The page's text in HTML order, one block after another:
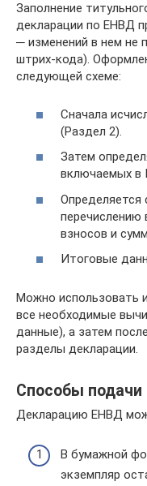
Заполнение
декларации по ЕНВД
─ изменений в нем не
штрих-кода).
следующей схеме:
Сначала
(Раздел 2).
Затем
включаемых в
Определяется
перечислению
взносов и
Итоговые
Можно использовать
все необходимые
данные), а затем
разделы декларации.
Способы
Декларацию ЕНВД
В бумажной
экземпляр